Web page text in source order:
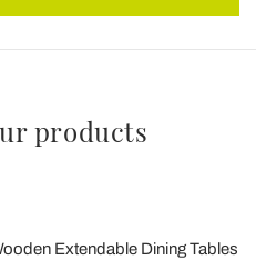
products
Extendable Dining Tables